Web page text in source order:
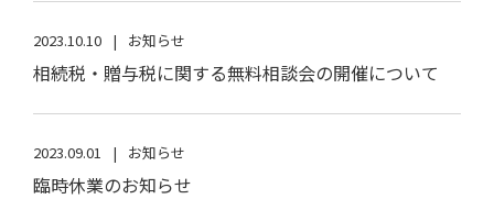
2023.10.10 お知らせ
相続税・贈与税に関する無料相談会の開催について
2023.09.01 お知らせ
臨時休業のお知らせ